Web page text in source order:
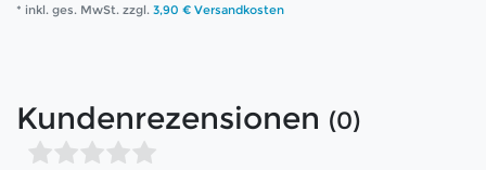
* inkl. ges. MwSt. zzgl. 3,90 € Versandkosten
Kundenrezensionen (0)